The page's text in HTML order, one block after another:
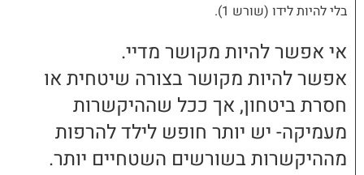
בלי להיות לידו (שורש 1).
אי אפשר להיות מקושר מדיי.
אפשר להיות מקושר בצורה שיטחית או
חסרת ביטחון, אך ככל שההיקשרות
מעמיקה- יש יותר חופש לילד להרפות
מההיקשרות בשורשים השטחיים יותר.